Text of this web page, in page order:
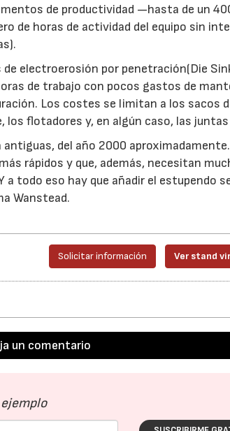
de productividad —hasta de un
de horas de actividad del equipo sin
electroerosión por penetración(Die
de trabajo con pocos gastos de
Los costes se limitan a los sacos
flotadores y, en algún caso, las juntas
del año 2000
rápidos y que, además, necesitan
a todo eso hay que añadir el estupendo
Wanstead.
Solicitar información Ver stand
un comentario
ejemplo